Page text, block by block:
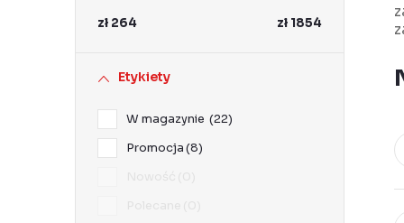
zł 264 zł 1854
Etykiety
W magazynie
22
Promocja 8